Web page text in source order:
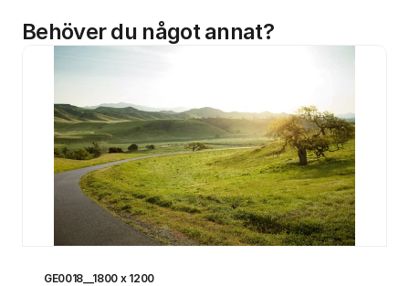
Behöver du något annat?
GE0018__1800 x 1200